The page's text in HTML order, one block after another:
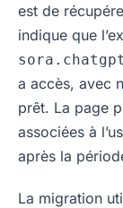
est de
indique que
a accès, avec
prêt. La page
associées à
après la
La migration